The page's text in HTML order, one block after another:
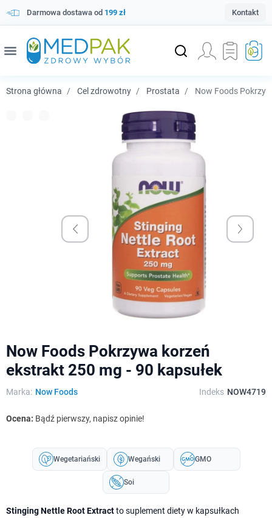
Darmowa dostawa od 199 zł Kontakt
menu
Strona główna Cel zdrowotny Prostata Now Foods
Now Foods Pokrzywa korzeń
ekstrakt 250 mg - 90 kapsułek
Marka: Now Foods Indeks NOW4719
Ocena: Bądź pierwszy, napisz opinie!
Wegetariański Wegański GMO
Soi
Stinging Nettle Root Extractto suplement diety w kapsułkach